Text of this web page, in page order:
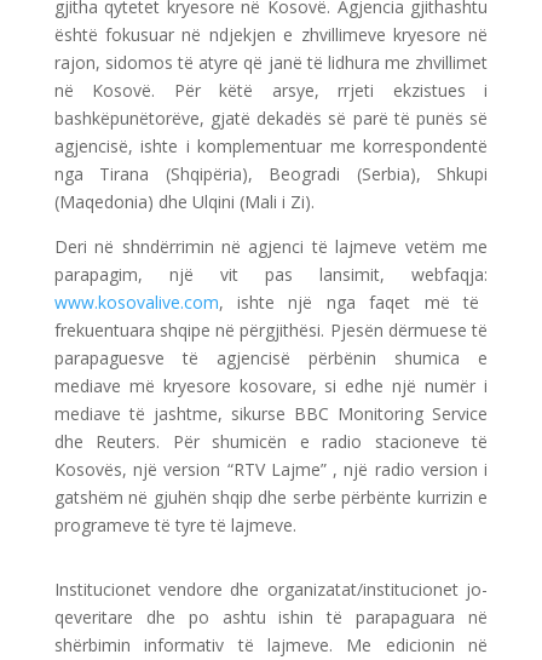
gjitha qytetet kryesore në Kosovë. Agjencia gjithashtu
është fokusuar në ndjekjen e zhvillimeve kryesore në
rajon, sidomos të atyre që janë të lidhura me zhvillimet
në Kosovë. Për këtë arsye, rrjeti ekzistues i
bashkëpunëtorëve, gjatë dekadës së parë të punës së
agjencisë, ishte i komplementuar me korrespondentë
nga Tirana (Shqipëria), Beogradi (Serbia), Shkupi
(Maqedonia) dhe Ulqini (Mali i Zi).
Deri në shndërrimin në agjenci të lajmeve vetëm me
parapagim, një vit pas lansimit, webfaqja:
www.kosovalive.com, ishte një nga faqet më të
frekuentuara shqipe në përgjithësi. Pjesën dërmuese të
parapaguesve të agjencisë përbënin shumica e
mediave më kryesore kosovare, si edhe një numër i
mediave të jashtme, sikurse BBC Monitoring Service
dhe Reuters. Për shumicën e radio stacioneve të
Kosovës, një version “RTV Lajme” , një radio version i
gatshëm në gjuhën shqip dhe serbe përbënte kurrizin e
programeve të tyre të lajmeve.
Institucionet vendore dhe organizatat/institucionet jo-
qeveritare dhe po ashtu ishin të parapaguara në
shërbimin informativ të lajmeve. Me edicionin në